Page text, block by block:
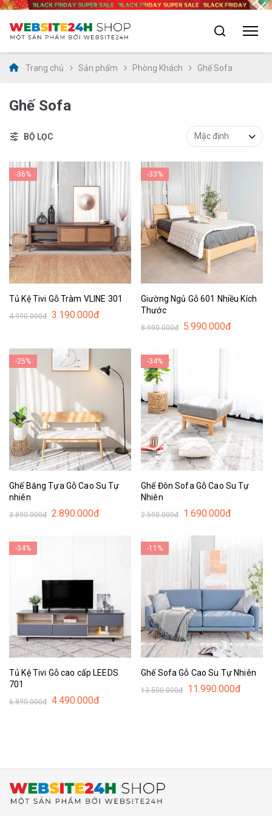
Trang chủ Sản phẩm Phòng Khách Ghế Sofa
Ghế Sofa
BỘ LỌC
-36%
Tủ Kệ Tivi Gỗ Tràm VLINE 301
4.990.000đ 3.190.000đ
-33%
Giường Ngủ Gỗ 601 Nhiều Kích
Thước
8.990.000đ 5.990.000đ
-25%
Ghế Băng Tựa Gỗ Cao Su Tự
nhiên
3.890.000đ 2.890.000đ
-34%
Ghế Đôn Sofa Gỗ Cao Su Tự
Nhiên
2.590.000đ 1.690.000đ
-34%
Tủ Kệ Tivi Gỗ cao cấp LEEDS
701
6.890.000đ 4.490.000đ
-11%
Ghế Sofa Gỗ Cao Su Tự Nhiên
13.500.000đ 11.990.000đ